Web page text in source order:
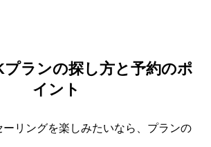
プランの探し方と予約のポ
イント
リングを楽しみたいなら、プランの